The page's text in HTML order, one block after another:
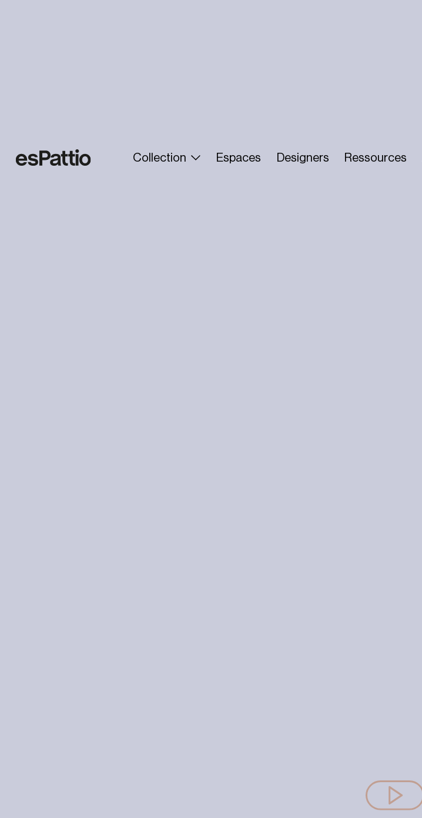
Collection Espaces Designers Ressources